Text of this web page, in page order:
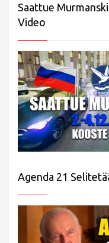
Saattue
Video
Agenda 21